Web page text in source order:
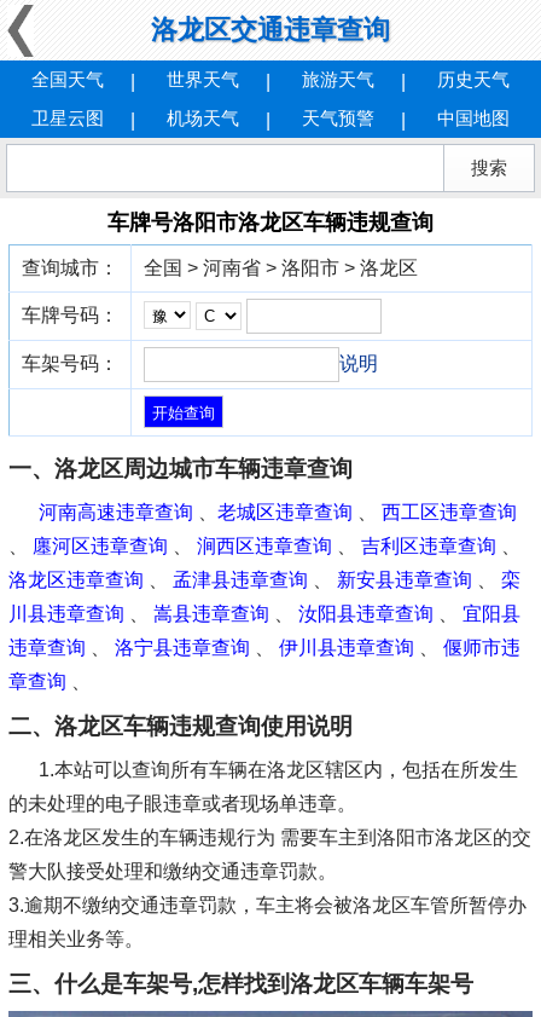
洛龙区交通违章查询
全国天气 世界天气 旅游天气
历史天气
卫星云图
机场天气 天气预警 中国地图
车牌号洛阳市洛龙区车辆违规查询
查询城市： 全国 > 河南省 > 洛阳市 > 洛龙区
车牌号码：
车架号码： 说明
一、洛龙区周边城市车辆违章查询
河南高速违章查询 老城区违章查询
西工区违章查询
廛河区违章查询 涧西区违章查询 吉利区违章查询
洛龙区违章查询
孟津县违章查询 新安县违章查询
栾
川县违章查询
嵩县违章查询 汝阳县违章查询
宜阳县
违章查询
洛宁县违章查询 伊川县违章查询
偃师市违
章查询
二、洛龙区车辆违规查询使用说明
1.本站可以查询所有车辆在洛龙区辖区内，包括在所发生
的未处理的电子眼违章或者现场单违章。
2.在洛龙区发生的车辆违规行为 需要车主到洛阳市洛龙区的交
警大队接受处理和缴纳交通违章罚款。
3.逾期不缴纳交通违章罚款，车主将会被洛龙区车管所暂停办
理相关业务等。
三、什么是车架号,怎样找到洛龙区车辆车架号